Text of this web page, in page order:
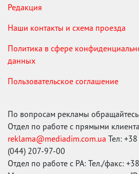
Редакция
Наши контакты и схема проезда
Политика в сфере
данных
Пользовательское соглашение
По вопросам рекламы
Отдел по работе с прямыми
reklama@mediadim.com.ua Тел:
(044) 207-97-00
Отдел по работе с РА: Тел./факс: